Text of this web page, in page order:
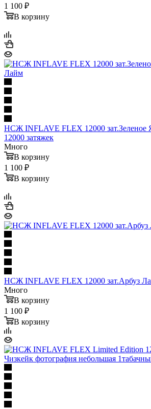
1 100 ₽
В корзину
НСЖ INFLAVE FLEX 12000 зат.Зеленое
12000 затяжек
Много
В корзину
1 100 ₽
В корзину
НСЖ INFLAVE FLEX 12000 зат.Арбуз
Много
В корзину
1 100 ₽
В корзину